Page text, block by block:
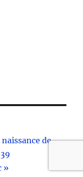
de
»